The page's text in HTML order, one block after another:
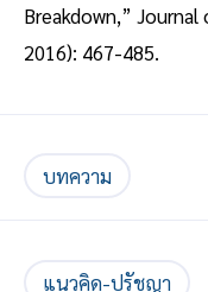
Breakdown,”
2016): 467-485.
บทความ
แนวคิด-ปรัชญา